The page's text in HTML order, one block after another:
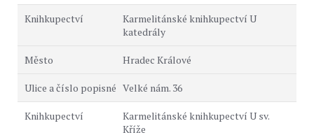
Karmelitánské knihkupectví U
katedrály
Hradec Králové
Velké nám. 36
Karmelitánské knihkupectví U sv.
Kříže